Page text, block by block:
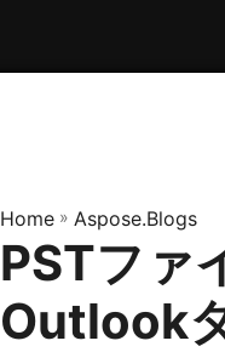
Home » Aspose.Blogs
PSTファ
Outlook